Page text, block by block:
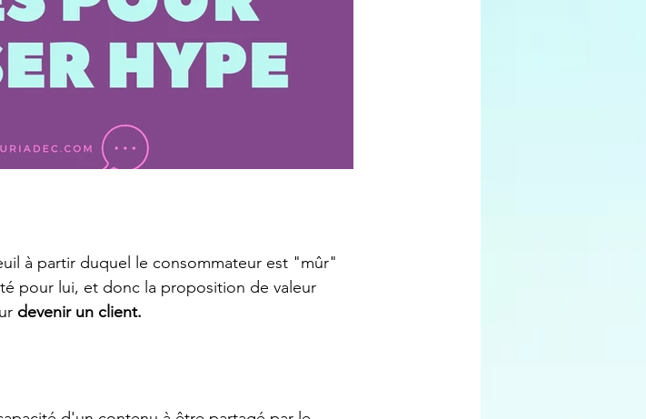
à partir duquel le consommateur est "mûr"
pour lui, et donc la proposition de valeur
devenir un client.